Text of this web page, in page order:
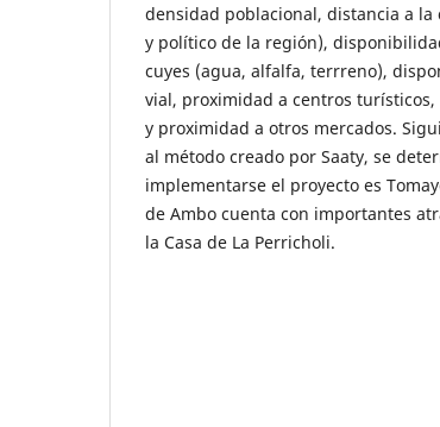
densidad poblacional, distancia a
y político de la región),
cuyes (agua, alfalfa, terrreno),
vial, proximidad a centros
y proximidad a otros mercados.
al método creado por Saaty, se
implementarse el proyecto es
de Ambo cuenta con importantes
la Casa de La Perricholi.